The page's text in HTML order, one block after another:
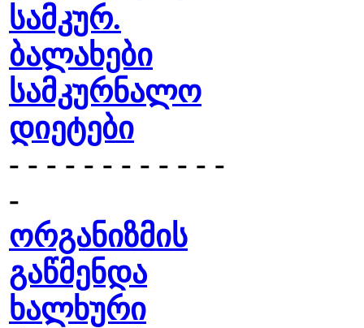
სამკურ.
ბალახები
სამკურნალო
დიეტები
- - - - - - - - - - - -
-
ორგანიზმის
გაწმენდა
ხალხური